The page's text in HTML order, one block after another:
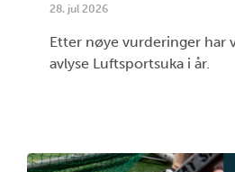
28. jul 2026
Etter nøye vurderinger har
avlyse Luftsportsuka i år.